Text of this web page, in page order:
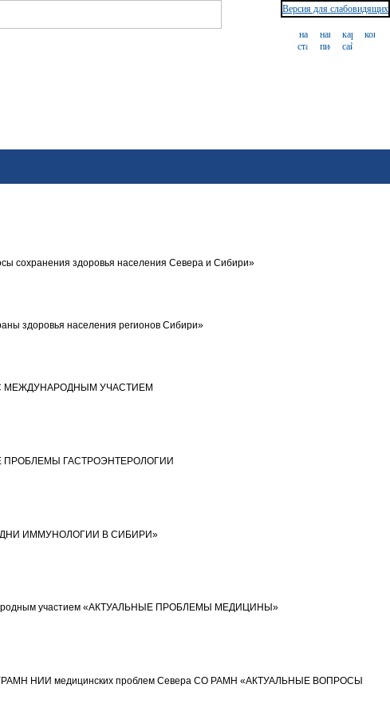
Версия для слабовидящих
сохранения здоровья населения Севера и Сибири»
здоровья населения регионов Сибири»
МЕЖДУНАРОДНЫМ УЧАСТИЕМ
ПРОБЛЕМЫ ГАСТРОЭНТЕРОЛОГИИ
«ДНИ ИММУНОЛОГИИ В СИБИРИ»
участием «АКТУАЛЬНЫЕ ПРОБЛЕМЫ МЕДИЦИНЫ»
УРАМН НИИ медицинских проблем Севера СО РАМН «АКТУАЛЬНЫЕ ВОПРОСЫ